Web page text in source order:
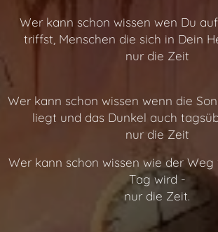
Wer kann schon wissen wen Du
triffst, Menschen die sich in Dein
nur die Zeit
Wer kann schon wissen wenn die
liegt und das Dunkel auch
nur die Zeit
Wer kann schon wissen wie der
Tag wird -
nur die Zeit.